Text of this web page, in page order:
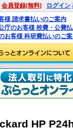
会員登録(無料) ログイン
様 請求書払いのご案内
庁のお客様 校費・公費
お客様 科研費払いのご
HP